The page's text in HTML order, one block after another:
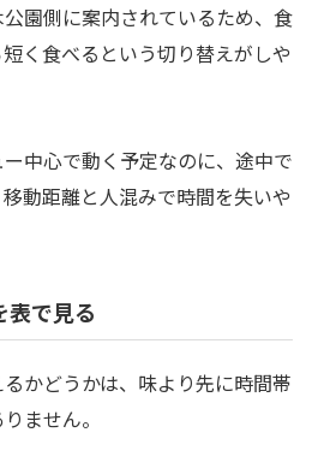
園側に案内されているため、食
く食べるという切り替えがしや
中心で動く予定なのに、途中で
動距離と人混みで時間を失いや
表で見る
かどうかは、味より先に時間帯
ません。